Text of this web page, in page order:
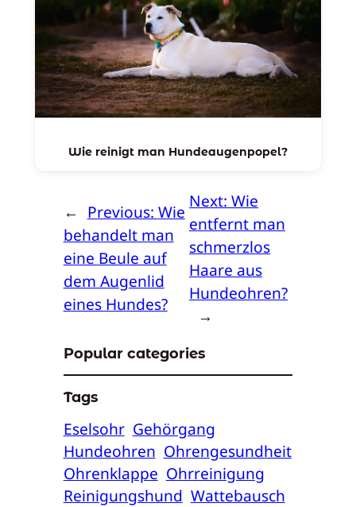
Wie reinigt man Hundeaugenpopel?
← Previous: Wie
behandelt man
eine Beule auf
dem Augenlid
eines Hundes?
Next:Wie
entfernt man
schmerzlos
Haare aus
Hundeohren?
→
Popular categories
Tags
Eselsohr Gehörgang
Hundeohren Ohrengesundheit
Ohrenklappe Ohrreinigung
Reinigungshund Wattebausch